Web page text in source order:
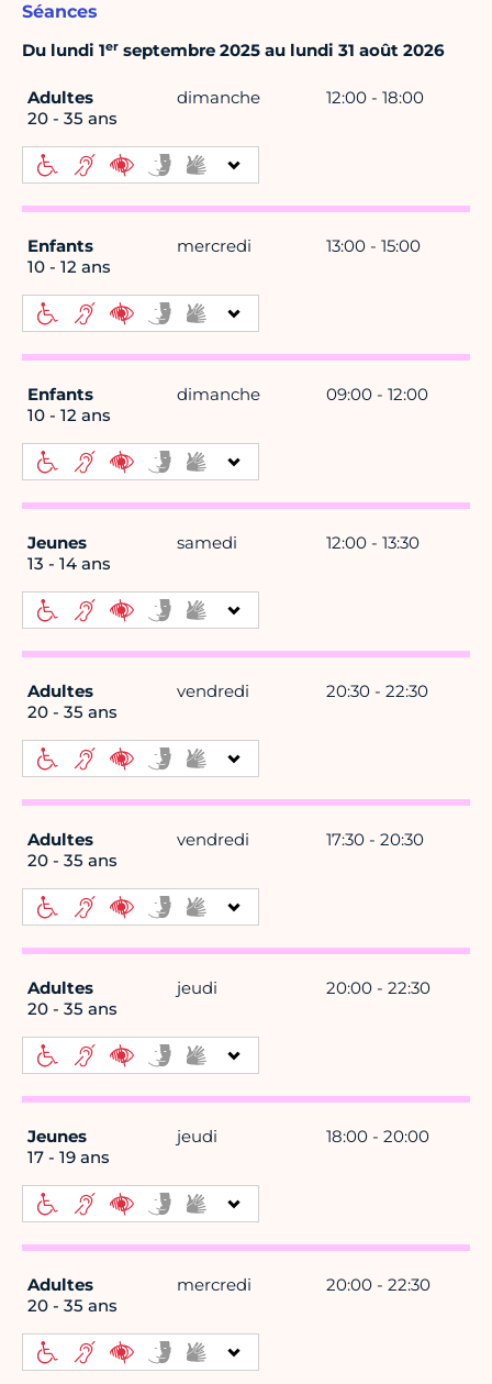
Séances
Du lundi 1er septembre 2025 au lundi 31 août 2026
Adultes
20 - 35 ans
dimanche 12:00 - 18:00
Enfants
10 - 12 ans
mercredi 13:00 - 15:00
Enfants
10 - 12 ans
dimanche 09:00 - 12:00
Jeunes
13 - 14 ans
samedi 12:00 - 13:30
Adultes
20 - 35 ans
vendredi 20:30 - 22:30
Adultes
20 - 35 ans
vendredi 17:30 - 20:30
Adultes
20 - 35 ans
jeudi 20:00 - 22:30
Jeunes
17 - 19 ans
jeudi 18:00 - 20:00
Adultes
20 - 35 ans
mercredi 20:00 - 22:30